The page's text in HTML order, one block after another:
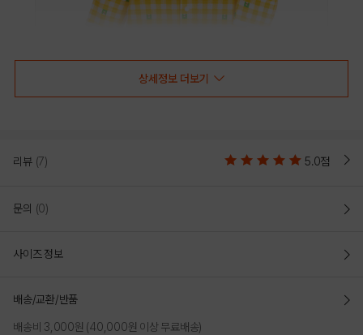
상세정보 더보기
리뷰 (7) 5.0점
문의 (0)
사이즈 정보
배송/교환/반품
배송비 3,000원 (40,000원 이상 무료배송)